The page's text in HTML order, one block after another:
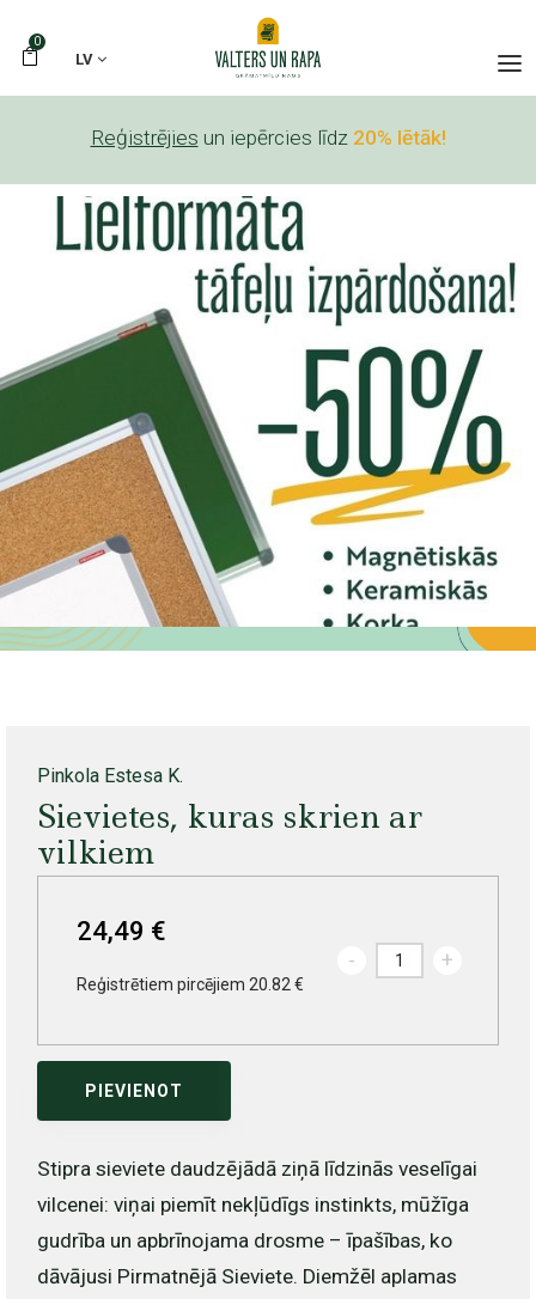
0
LV
Reģistrējies un iepērcies līdz 20% lētāk!
Pinkola Estesa K.
Sievietes, kuras skrien ar
vilkiem
24,49 €
Reģistrētiem pircējiem 20.82 €
- +
PIEVIENOT
Stipra sieviete daudzējādā ziņā līdzinās veselīgai
vilcenei: viņai piemīt nekļūdīgs instinkts, mūžīga
gudrība un apbrīnojama drosme – īpašības, ko
dāvājusi Pirmatnējā Sieviete. Diemžēl aplamas